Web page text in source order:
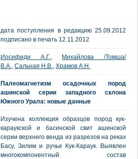
дата поступления в редакцию 25.09.2012
подписано в печать 12.11.2012
Иосифиди А.Г.,
Михайлова /Томша/
В.А., Сальная Н.В., Храмов А.Н.
Палеомагнетизм осадочных пород
ашинской серии западного склона
Южного Урала: новые данные
Изучена коллекция образцов пород кук-
караукской и басинской свит ашинской
серии верхнего венда из разрезов на реках
Басу, Зилим и ручье Кук-Караук. Выявлен
многокомпонентный состав